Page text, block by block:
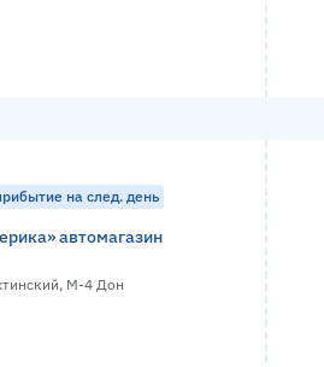
на след. день
автомагазин
М-4 Дон